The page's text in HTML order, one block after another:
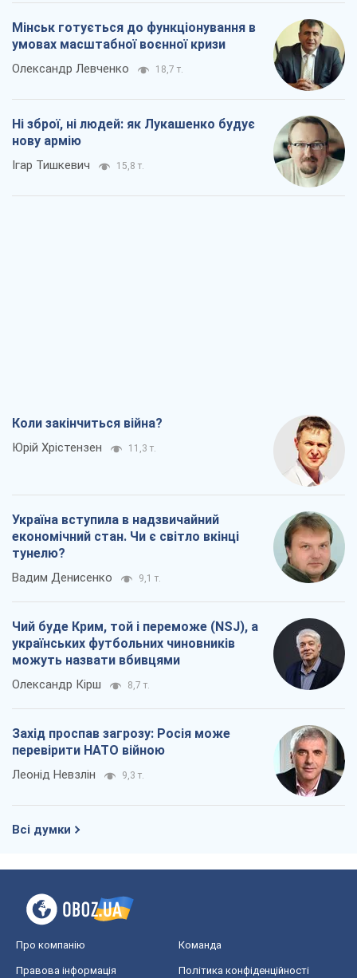
Мінськ готується до функціонування в
умовах масштабної воєнної кризи
Олександр Левченко 18,7 т.
Ні зброї, ні людей: як Лукашенко будує
нову армію
Ігар Тишкевич 15,8 т.
Коли закінчиться війна?
Юрій Хрістензен 11,3 т.
Україна вступила в надзвичайний
економічний стан. Чи є світло вкінці
тунелю?
Вадим Денисенко 9,1 т.
Чий буде Крим, той і переможе (NSJ), а
українських футбольних чиновників
можуть назвати вбивцями
Олександр Кірш 8,7 т.
Захід проспав загрозу: Росія може
перевірити НАТО війною
Леонід Невзлін 9,3 т.
Всі думки
Про компанію Команда
Правова інформація Політика конфіденційності